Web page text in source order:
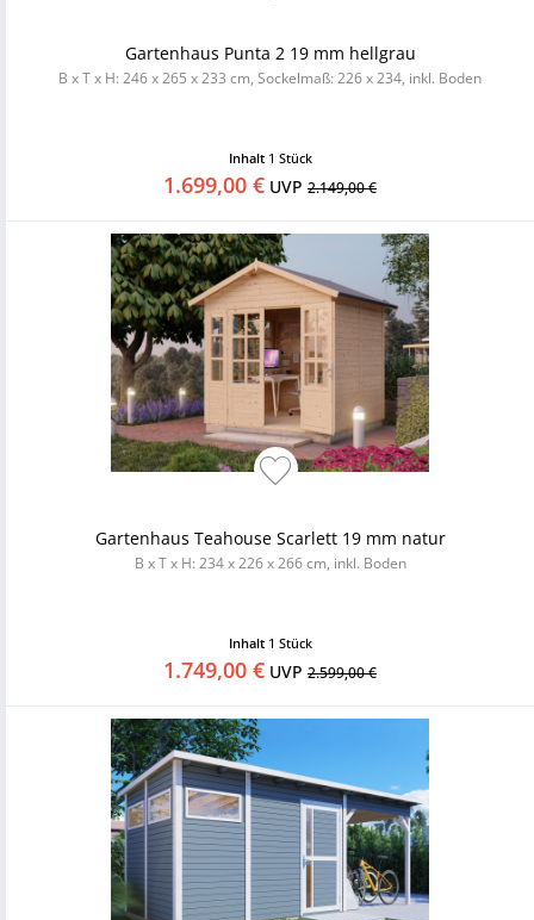
Gartenhaus Punta 2 19 mm hellgrau
B x T x H: 246 x 265 x 233 cm, Sockelmaß: 226 x 234, inkl. Boden
Inhalt 1 Stück
1.699,00 € UVP 2.149,00 €
Gartenhaus Teahouse Scarlett 19 mm natur
B x T x H: 234 x 226 x 266 cm, inkl. Boden
Inhalt 1 Stück
1.749,00 € UVP 2.599,00 €